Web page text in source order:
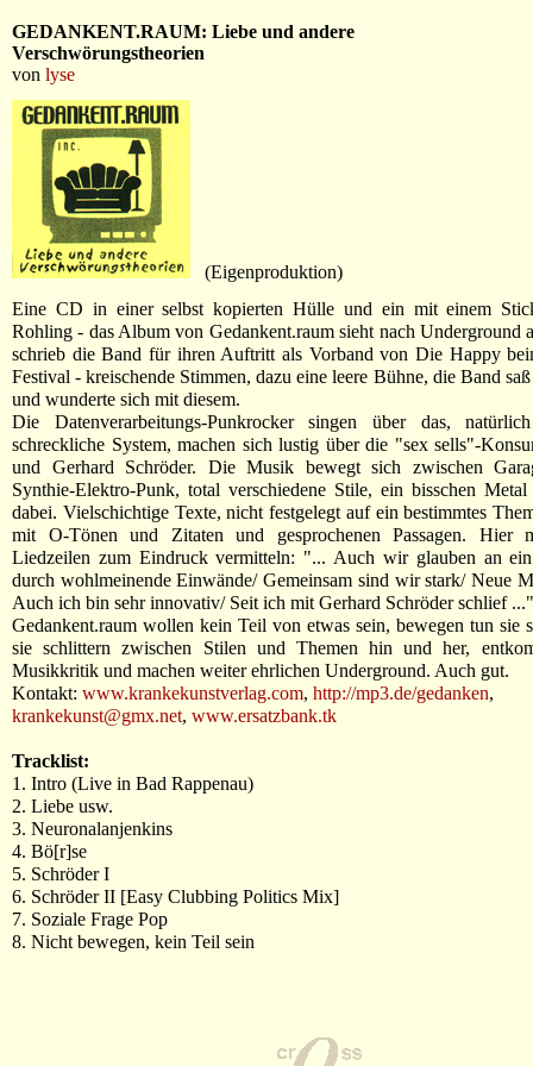
GEDANKENT.RAUM: Liebe und andere
Verschwörungstheorien
von lyse
(Eigenproduktion)
Eine CD in einer selbst kopierten Hülle und ein mit einem
Rohling - das Album von Gedankent.raum sieht nach Underground
schrieb die Band für ihren Auftritt als Vorband von Die Happy
Festival - kreischende Stimmen, dazu eine leere Bühne, die Band
und wunderte sich mit diesem.
Die Datenverarbeitungs-Punkrocker singen über das,
schreckliche System, machen sich lustig über die "sex sells"-
und Gerhard Schröder. Die Musik bewegt sich zwischen
Synthie-Elektro-Punk, total verschiedene Stile, ein bisschen
dabei. Vielschichtige Texte, nicht festgelegt auf ein bestimmtes
mit O-Tönen und Zitaten und gesprochenen Passagen. Hier
Liedzeilen zum Eindruck vermitteln: "... Auch wir glauben an
durch wohlmeinende Einwände/ Gemeinsam sind wir stark/ Neue
Auch ich bin sehr innovativ/ Seit ich mit Gerhard Schröder schlief
Gedankent.raum wollen kein Teil von etwas sein, bewegen tun sie
sie schlittern zwischen Stilen und Themen hin und her,
Musikkritik und machen weiter ehrlichen Underground. Auch gut.
Kontakt: www.krankekunstverlag.com, http://mp3.de/gedanken,
krankekunst@gmx.net, www.ersatzbank.tk
Tracklist:
1. Intro (Live in Bad Rappenau)
2. Liebe usw.
3. Neuronalanjenkins
4. Bö[r]se
5. Schröder I
6. Schröder II [Easy Clubbing Politics Mix]
7. Soziale Frage Pop
8. Nicht bewegen, kein Teil sein